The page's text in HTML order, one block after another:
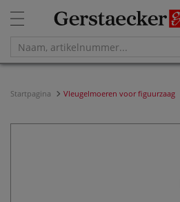
Startpagina Vleugelmoeren voor figuurzaag